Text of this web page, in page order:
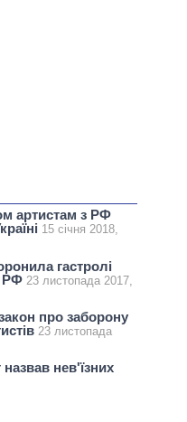
артистам з РФ
15 січня 2018,
гастролі
РФ 23 листопада 2017,
про заборону
23 листопада
нев'їзних